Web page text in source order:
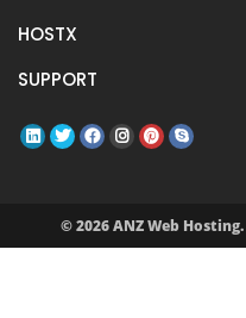
HOSTX
SUPPORT
© 2026 ANZ Web Hosting.